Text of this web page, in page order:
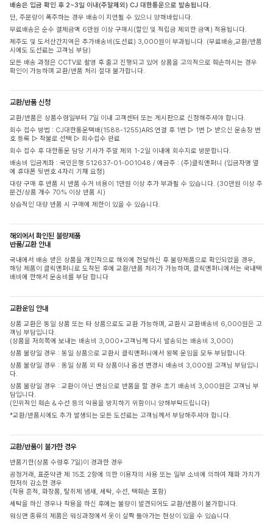
배송은 입금 확인 후 2~3일 이내(주말제외) CJ 대한통운으로 발송됩니다.
단, 주문량이 폭주하는 경우 배송이 지연될 수 있으니 양해바랍니다.
무료배송은 순수 결제금액 6만원 이상 구매시(할인 및 적립금 제외한 금액) 적용됩니다.
제주도 및 도서산간지역은 추가배송비(도선료) 3,000원이 부과됩니다. (무료배송,교환/반품
시에도 도선료는 고객님 부담)
모든 배송 과정은 CCTV로 촬영 후 출고 진행되고 있어 상품을 고의적으로 훼손하시는 경우
확인이 가능하며 교환/반품 처리 절대 불가합니다.
교환/반품 신청
교환/반품은 상품수령일부터 7일 이내 고객센터 또는 게시판으로 신청해주셔야 합니다.
회수 접수 방법 : CJ대한통운택배(1588-1255)ARS 연결 후 1번 ▷ 1번 ▷ 받으신 운송장 번
호 등록 ▷ 착불로 선택 ▷ 회수접수 완료
회수 접수 후 대한통운 담당 기사가 주말 제외 1-2일 이내에 회수지로 방문합니다.
배송비 입금계좌 : 국민은행 512637-01-001048 / 예금주 : (주)클릭앤퍼니 (입금자명 옆
에 휴대폰 뒷번호 4자리 기재 요청)
대량 구매 후 반품 시 반품 수거 비용이 1만원 이상 추가 부과될 수 있습니다. (30만원 이상 주
문건/상품 개수 70% 이상 반품 시)
상습적인 대량 반품 시 구매에 제한이 있을 수 있습니다.
해외에서 확인된 불량제품
반품/교환 안내
국내에서 배송 받은 상품을 개인적으로 해외에 전달하신 후 불량제품으로 확인되었을 경우,
해당 제품이 클릭앤퍼니로 도착된 후에 교환/반품 처리가 가능하며, 클릭앤퍼니에서는 국내택
배비에 한해서 운송비를 부담 합니다
교환운임 안내
상품 교환은 동일 상품 또는 타 상품으로도 교환 가능하며, 교환시 교환배송비 6,000원은 고
객님 부담입니다.
(상품을 저희쪽에 보내는 배송비 3,000+고객님께 다시 발송되는 배송비 3,000)
상품 불량일 경우 : 동일 상품으로 교환시 클릭앤퍼니에서 왕복 운임을 모두 부담합니다.
상품 불량일 경우 : 동일 상품 외 타 상품이나 옵션 변경시 배송비 3,000원 고객님 부담입니
다.
상품 불량일 경우 : 교환이 아닌 변심으로 반품을 할 경우 초기 배송비 3,000원은 고객님 부
담입니다.
(인위적인 훼손 & 수선 등의 악용을 방지하기 위함이니 양해부탁드립니다)
*교환/반품시에도 추가 발생되는 모든 도선료는 고객님께서 부담해주셔야 합니다.
교환/반품이 불가한 경우
반품기한(상품 수령후 7일)이 경과한 경우
공정거래, 표준약관 제 15조 2항에 의한 이용자의 사용 또는 일부 소비에 의하여 재화 가치가
현저히 감소한 경우
(착용 흔적, 화장품, 탈취제 냄새, 세탁, 수선, 택훼손 포함)
세탁을 하신 경우나 착용을 하신 후에는 불량이 발견되어도 교환/반품이 불가합니다.
워싱면 종류의 제품은 워싱과정에서 옷이 살짝 돌아가는 현상이 있을 수 있습니다.